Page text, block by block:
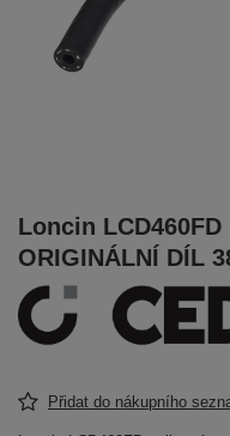
Loncin
ORIGINÁLNÍ DÍL
Přidat do nákupního